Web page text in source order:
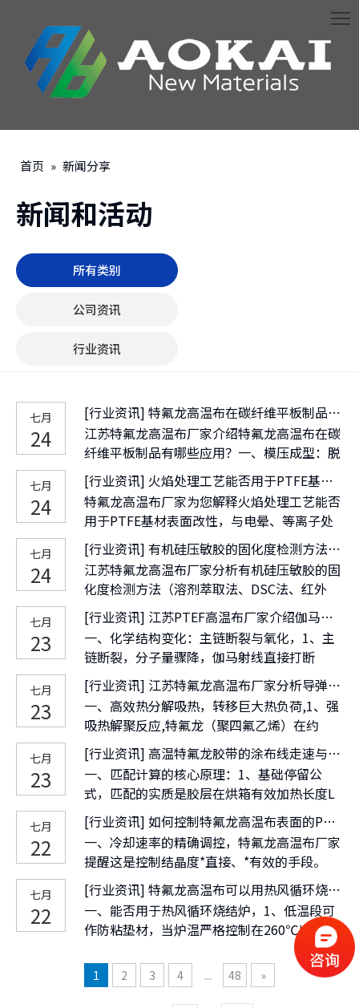
首页 » 新闻分享
新闻和活动
所有类别
公司资讯
行业资讯
七月
24
[行业资讯] 特氟龙高温布在碳纤维平板制品有哪些应用？
江苏特氟龙高温布厂家介绍特氟龙高温布在碳
纤维平板制品有哪些应用？一、模压成型：脱
模与隔离，1、模具防粘与脱模，将特氟龙高
温布裁切后垫在上下模具与碳纤维预浸料之
间，可防止环氧树脂固化时粘附模具，使板材
轻松脱模，并有效保护模具、延长寿命。
七月
24
[行业资讯] 火焰处理工艺能否用于PTFE基材表面改性，与电晕、等离子处理的效果对比如何？
特氟龙高温布厂家为您解释火焰处理工艺能否
用于PTFE基材表面改性，与电晕、等离子处
理的效果对比如何？一、火焰处理用于PTFE
的可行性：1、工业适用性：火焰处理在原理
上可对PTFE进行表面改性，但工业上极少采
用，且效果远逊于等离子处理，特氟龙高温布
厂家不推荐作为常规方法。
七月
24
[行业资讯] 有机硅压敏胶的固化度检测方法（溶剂萃取法、DSC法、红外法）的准确性对比？
江苏特氟龙高温布厂家分析有机硅压敏胶的固
化度检测方法（溶剂萃取法、DSC法、红外
法）的准确性对比？一、测量原理与本质差
异，1、溶剂萃取法“测量凝胶含量。用良溶
剂反复萃取，未交联分子溶出，干燥残留物称
重，计算不溶物质量分数，反映宏观不溶网络
比例。
七月
23
[行业资讯] 江苏PTEF高温布厂家介绍伽马射线辐照对 PTFE 结构和性能有什么影响？
一、化学结构变化：主链断裂与氧化，1、主
链断裂，分子量骤降，伽马射线直接打断
PTFE的C-C主链和C-F侧链，辐射降解产额（G
值）高达3.0-3.5，极低剂量即造成大量断链，
分子量急剧下降。这是性能劣化的根本原因。
七月
23
[行业资讯] 江苏特氟龙高温布厂家分析导弹发动机隔热包覆中特氟龙材料的作用是什么？
一、高效热分解吸热，转移巨大热负荷,1、强
吸热解聚反应,特氟龙（聚四氟乙烯）在约
400℃开始分解，面对发动机近3000℃的燃
气，会迅速解聚为四氟乙烯单体。该化学键断
裂过程是强吸热反应，每公斤材料可吸收大量
热量，将高温热能转化为气体内能，有效“抽
走”壁面热量。
七月
23
[行业资讯] 高温特氟龙胶带的涂布线走速与烘箱长度，如何确保有机硅胶达到目标固化度？
一、匹配计算的核心原理：1、基础停留公
式，匹配的实质是胶层在烘箱有效加热长度L
内的停留时间t总≥工艺所需最短固化时间。
线速v=L/t总，t总需根据烘箱温度曲线和胶的
固化动力学确定。
七月
22
[行业资讯] 如何控制特氟龙高温布表面的PTFE 涂层的结晶度？
一、冷却速率的精确调控，特氟龙高温布厂家
提醒这是控制结晶度*直接、*有效的手段。
PTFE在380℃以上完全熔融后，冷却通过
310~315℃的*大结晶速率温区时，分子链排
入晶格。冷却速率决定了晶区比例与形态。
七月
22
[行业资讯] 特氟龙高温布可以用热风循环烧结炉吗？
一、能否用于热风循环烧结炉，1、低温段可
作防粘垫材，当炉温严格控制在260℃以下
（如低温干燥、成型剂脱除、浆料固化），特
氟龙高温布可铺于网带或料盘上。它利用不粘
性让工件轻松剥离，不留残胶，大幅提高拾取
1 2 3 4 ... 48 »